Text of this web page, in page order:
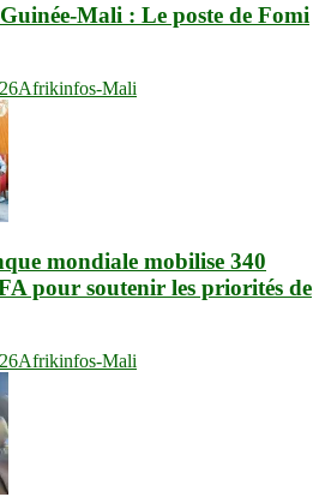
Mali : Le poste de Fomi
Afrikinfos-Mali
mondiale mobilise 340
pour soutenir les priorités de
Afrikinfos-Mali